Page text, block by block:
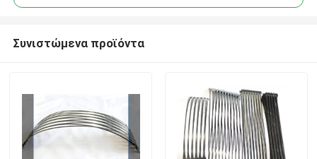
Συνιστώμενα προϊόντα